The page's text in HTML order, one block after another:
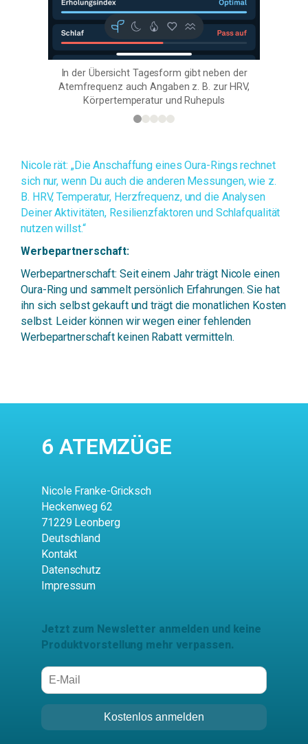
In der Übersicht Tagesform gibt neben der
Atemfrequenz auch Angaben z. B. zur HRV,
Körpertemperatur und Ruhepuls
Nicole rät: „Die Anschaffung eines Oura-Rings rechnet
sich nur, wenn Du auch die anderen Messungen, wie z.
B. HRV, Temperatur, Herzfrequenz, und die Analysen
Deiner Aktivitäten, Resilienzfaktoren und Schlafqualität
nutzen willst.“
Werbepartnerschaft:
Werbepartnerschaft: Seit einem Jahr trägt Nicole einen
Oura-Ring und sammelt persönlich Erfahrungen. Sie hat
ihn sich selbst gekauft und trägt die monatlichen Kosten
selbst. Leider können wir wegen einer fehlenden
Werbepartnerschaft keinen Rabatt vermitteln.
6 ATEMZÜGE
Nicole Franke-Gricksch
Heckenweg 62
71229 Leonberg
Deutschland
Kontakt
Datenschutz
Impressum
Jetzt zum Newsletter anmelden und keine
Produktvorstellung mehr verpassen.